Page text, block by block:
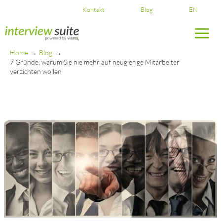
content
Kontakt Blog EN
Home
Blog
7 Gründe, warum Sie nie mehr auf neugierige Mitarbeiter
verzichten wollen